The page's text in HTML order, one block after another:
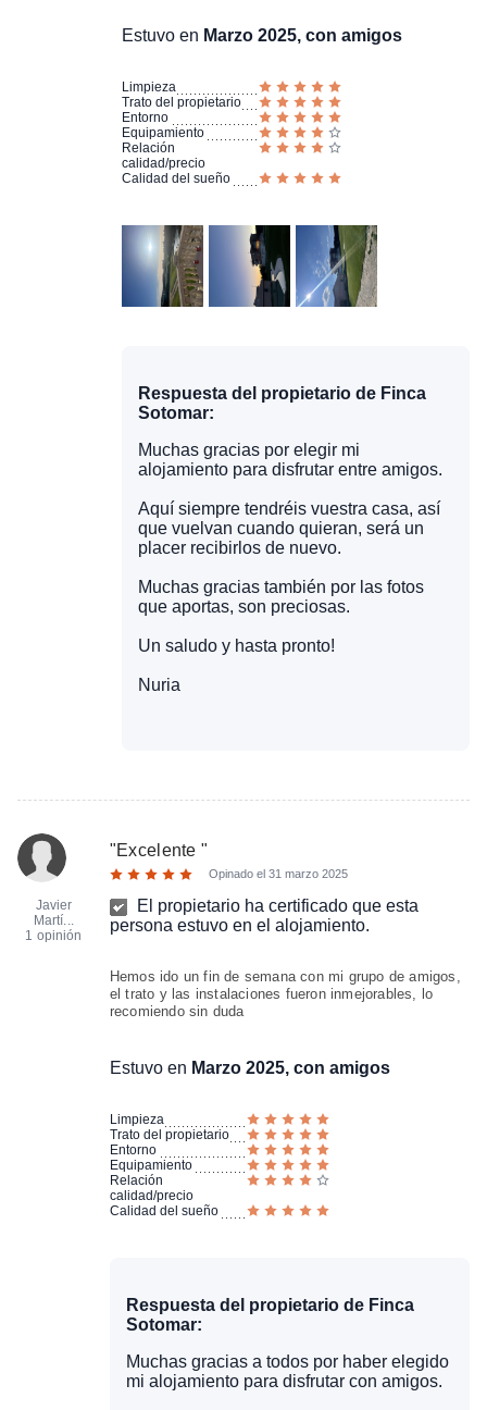
Estuvo en Marzo 2025, con amigos
Limpieza
Trato del propietario
Entorno
Equipamiento
Relación
calidad/precio
Calidad del sueño
Respuesta del propietario de Finca
Sotomar:
Muchas gracias por elegir mi
alojamiento para disfrutar entre amigos.
Aquí siempre tendréis vuestra casa, así
que vuelvan cuando quieran, será un
placer recibirlos de nuevo.
Muchas gracias también por las fotos
que aportas, son preciosas.
Un saludo y hasta pronto!
Nuria
Javier
Martí...
1 opinión
"Excelente"
Opinado el 31 marzo 2025
El propietario ha certificado que esta
persona estuvo en el alojamiento.
Hemos ido un fin de semana con mi grupo de amigos,
el trato y las instalaciones fueron inmejorables, lo
recomiendo sin duda
Estuvo en Marzo 2025, con amigos
Limpieza
Trato del propietario
Entorno
Equipamiento
Relación
calidad/precio
Calidad del sueño
Respuesta del propietario de Finca
Sotomar:
Muchas gracias a todos por haber elegido
mi alojamiento para disfrutar con amigos.